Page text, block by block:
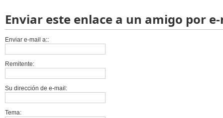
Enviar este enlace a un amigo por
Enviar e-mail a::
Remitente:
Su dirección de e-mail:
Tema: